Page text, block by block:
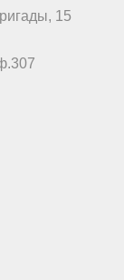
15